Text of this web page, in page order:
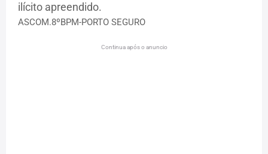
ilícito apreendido.
ASCOM.8ºBPM-PORTO SEGURO
Continua após o anuncio